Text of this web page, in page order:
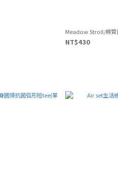
Meadow Stroll/棉質
NT$430